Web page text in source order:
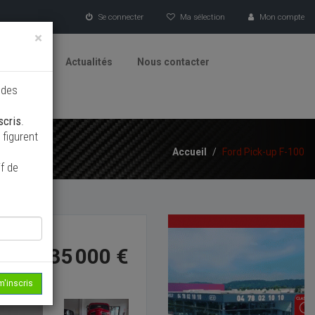
Se connecter Ma sélection Mon compte
Actualités Nous contacter
Accueil / Ford Pick-up F-100
35 000 €
×
.
de